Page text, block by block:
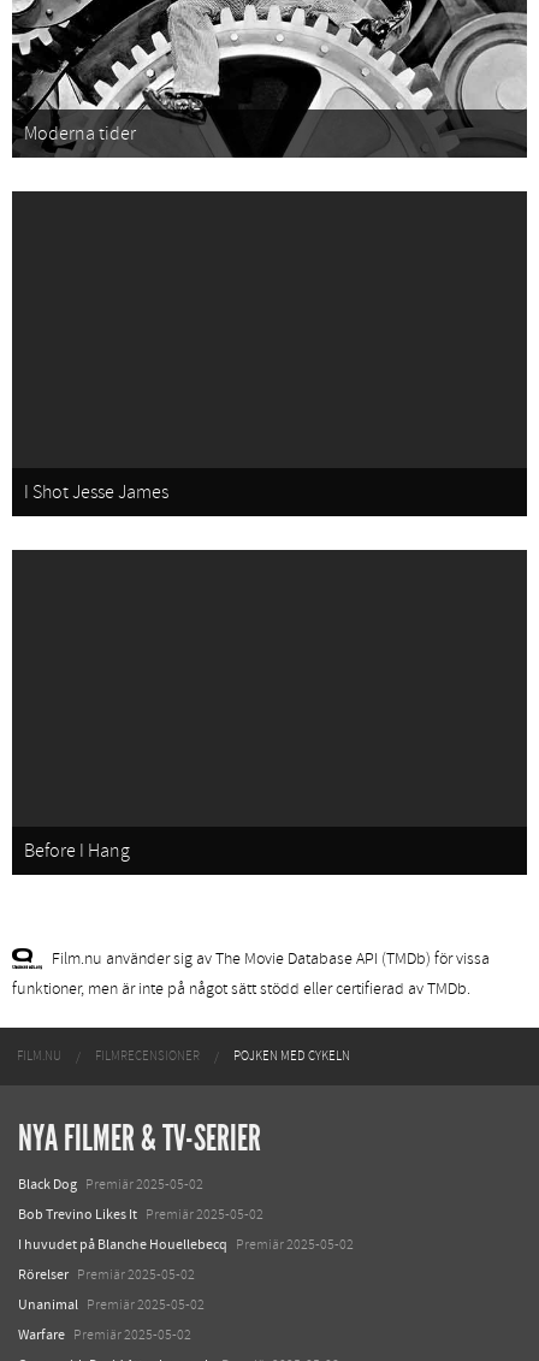
Moderna tider
I Shot Jesse James
Before I Hang
Film.nu använder sig av The Movie Database API (TMDb) för vissa
funktioner, men är inte på något sätt stödd eller certifierad av TMDb.
FILM.NU FILMRECENSIONER POJKEN MED CYKELN
NYA FILMER & TV-SERIER
Black Dog Premiär 2025-05-02
Bob Trevino Likes It Premiär 2025-05-02
I huvudet på Blanche Houellebecq Premiär 2025-05-02
Rörelser Premiär 2025-05-02
Unanimal Premiär 2025-05-02
Warfare Premiär 2025-05-02